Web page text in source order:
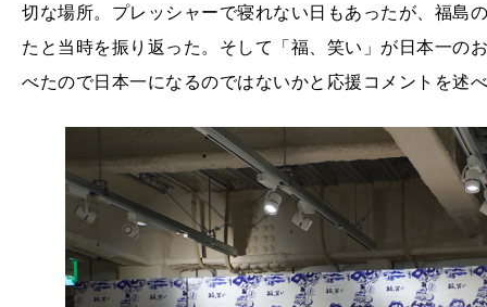
切な場所。プレッシャーで寝れない日もあったが、福島
たと当時を振り返った。そして「福、笑い」が日本一の
べたので日本一になるのではないかと応援コメントを述